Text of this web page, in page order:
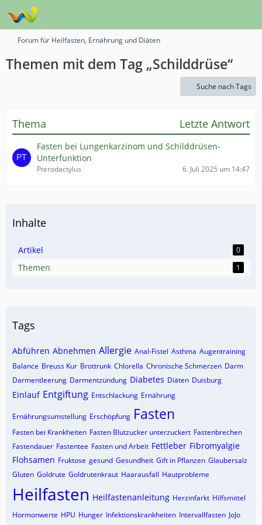
Forum für Heilfasten, Ernährung und Diäten
Themen mit dem Tag „Schilddrüse“
Suche nach Tags
Thema Letzte Antwort
Fasten bei Lungenkarzinom und Schilddrüsen-
Unterfunktion
Pterodactylus 6. Juli 2025 um 14:47
Inhalte
Artikel 0
Themen 1
Tags
Abführen Abnehmen Allergie Anal-Fistel Asthma Augentraining
Balance Breuss Kur Brottrunk Chlorella Chronische Schmerzen Darm
Darmentleerung Darmentzündung Diabetes Diäten Duisburg
Einlauf Entgiftung Entschlackung Ernährung
Ernährungsumstellung Erschöpfung Fasten
Fasten bei Krankheiten Fasten Blutzucker unterzuckert Fastenbrechen
Fastendauer Fastentee Fasten und Arbeit Fettleber Fibromyalgie
Flohsamen Fruktose gesund Gesundheit Gift in Pflanzen Glaubersalz
Gluten Goldrute Goldrutenkraut Haarausfall Hautprobleme
Heilfasten Heilfastenanleitung Herzinfarkt Hilfsmittel
Hormonwerte HPU Hunger Infektionskrankheiten Intervallfasten JoJo